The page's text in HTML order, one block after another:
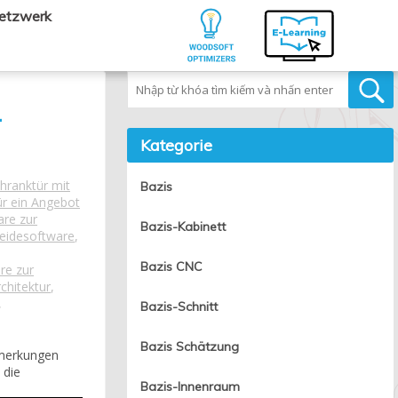
mit
ein Angebot
zur
,
zur
,
Kategorie
Bazis
Bazis-Kabinett
Bazis CNC
Bazis-Schnitt
Bazis Schätzung
Bazis-Innenraum